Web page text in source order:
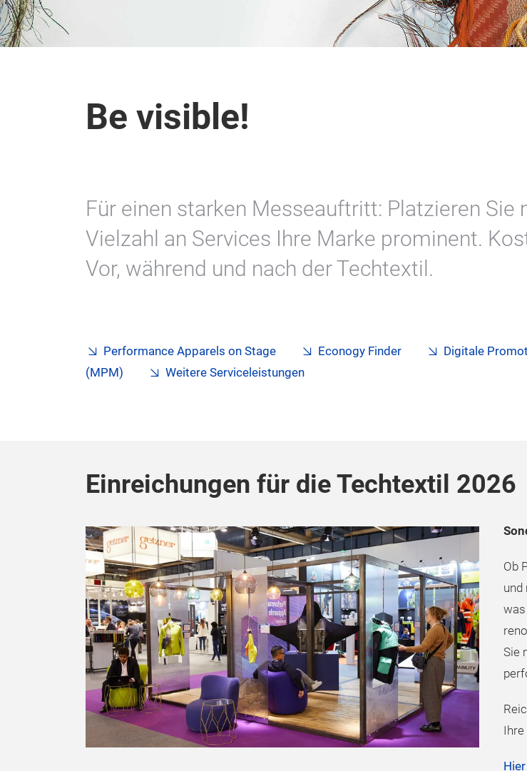
Be visible!
Für einen starken Messeauftritt: Platzieren Sie
Vielzahl an Services Ihre Marke prominent.
Vor, während und nach der Techtextil.
Performance Apparels on Stage Econogy Finder Digitale
(MPM)
Weitere Serviceleistungen
Einreichungen für die Techtextil 2026
Ob
und
was
Sie
Ihre